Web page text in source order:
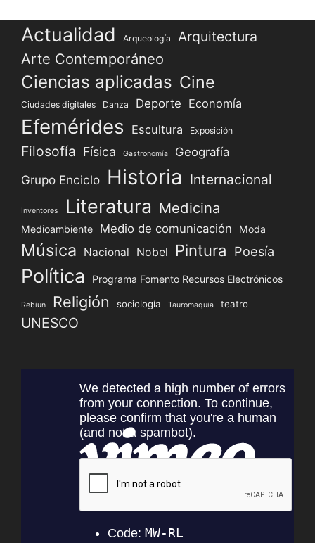
Actualidad Arqueología Arquitectura
Arte Contemporáneo
Ciencias aplicadas Cine
Ciudades digitales Danza Deporte Economía
Efemérides Escultura Exposición
Filosofía Física Gastronomía Geografía
Grupo Enciclo Historia Internacional
Inventores Literatura Medicina
Medioambiente Medio de comunicación Moda
Música Nacional Nobel Pintura Poesía
Política Programa Fomento Recursos Electrónicos
Rebiun Religión sociología Tauromaquia teatro
UNESCO